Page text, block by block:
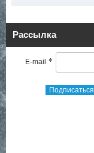
Рассылка
E-mail *
Подписаться